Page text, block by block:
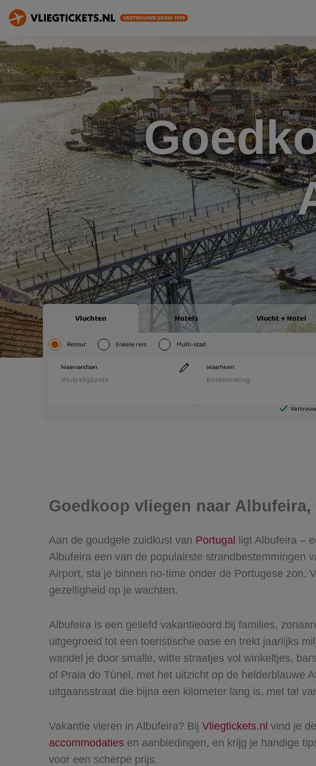
Goedkoop vliegen naar Albufeira,
Aan de goudgele zuidkust van Portugal ligt Albufeira –
Albufeira een van de populairste strandbestemmingen
Airport, sta je binnen no-time onder de Portugese zon.
gezelligheid op je wachten.
Albufeira is een geliefd vakantieoord bij families,
uitgegroeid tot een toeristische oase en trekt jaarlijks
wandel je door smalle, witte straatjes vol winkeltjes,
of Praia do Túnel, met het uitzicht op de helderblauwe
uitgaansstraat die bijna een kilometer lang is, met tal
Vakantie vieren in Albufeira? Bij Vliegtickets.nl vind je
accommodaties en aanbiedingen, en krijg je handige
voor een scherpe prijs.